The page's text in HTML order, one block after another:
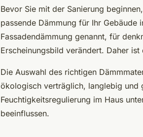
Bevor Sie mit der Sanierung
passende Dämmung für Ihr Gebäude
Fassadendämmung genannt, für
Erscheinungsbild verändert. Daher
Die Auswahl des richtigen
ökologisch verträglich, langlebig und
Feuchtigkeitsregulierung im Haus
beeinflussen.